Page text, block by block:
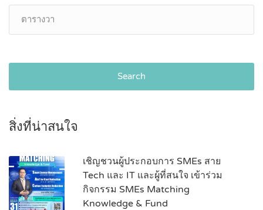
Search
สิ่งที่น่าสนใจ
เชิญชวนผู้ประกอบการ SMEs สาย
Tech และ IT และผู้ที่สนใจ เข้าร่วม
กิจกรรม SMEs Matching
Knowledge & Fund